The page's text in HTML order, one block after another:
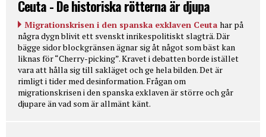
Ceuta - De historiska rötterna är djupa
Migrationskrisen i den spanska exklaven Ceuta har på
några dygn blivit ett svenskt inrikespolitiskt slagträ. Där
bägge sidor blockgränsen ägnar sig åt något som bäst kan
liknas för “Cherry-picking”. Kravet i debatten borde istället
vara att hålla sig till sakläget och ge hela bilden. Det är
rimligt i tider med desinformation. Frågan om
migrationskrisen i den spanska exklaven är större och går
djupare än vad som är allmänt känt.